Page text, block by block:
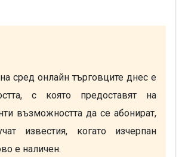
сред онлайн търговците днес е
с която предоставят на
възможността да се абонират,
известия, когато изчерпан
е наличен.